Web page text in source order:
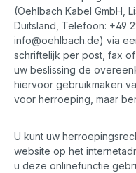
(Oehlbach Kabel GmbH,
Duitsland, Telefoon: +49
info@oehlbach.de) via
schriftelijk per post, fax
uw beslissing de
hiervoor gebruikmaken
voor herroeping, maar
U kunt uw
website op het
u deze onlinefunctie